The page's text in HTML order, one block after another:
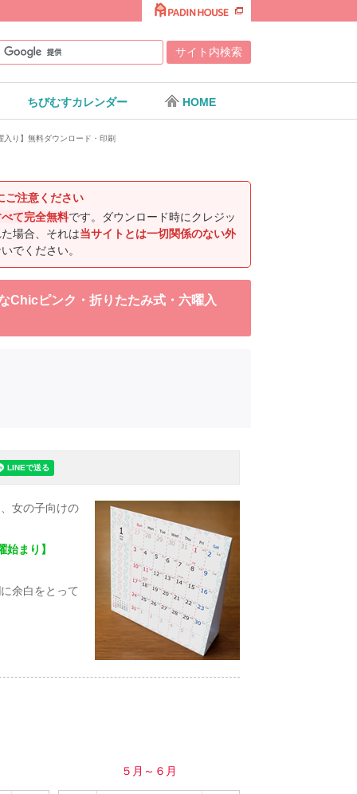
ちびむすカレンダー HOME
り】無料ダウンロード・印刷
ご注意ください
て完全無料です。ダウンロード時にクレジッ
場合、それは当サイトとは一切関係のない外
でください。
Chicピンク・折りたたみ式・六曜入
女の子向けの
まり】
余白をとって
５月～６月